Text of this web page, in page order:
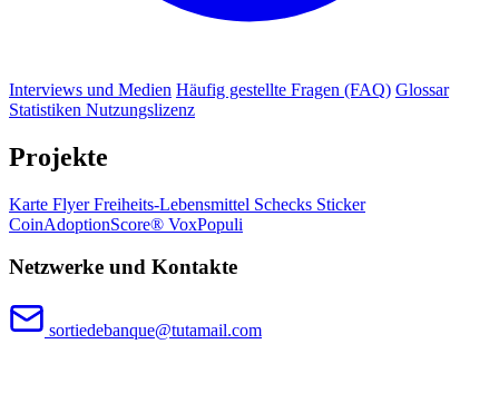
Interviews und Medien Häufig gestellte Fragen (FAQ) Glossar
Statistiken Nutzungslizenz
Projekte
Karte FlyerFreiheits-Lebensmittel Schecks Sticker
CoinAdoptionScore® VoxPopuli
Netzwerke und Kontakte
sortiedebanque@tutamail.com